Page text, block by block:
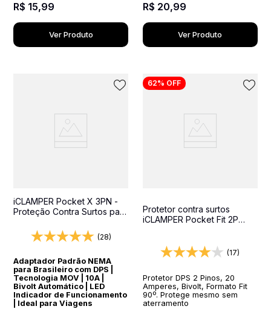
R$ 15,99
Ver Produto
R$ 20,99
Ver Produto
iCLAMPER Pocket X 3PN -
Proteção Contra Surtos para
(28)
Adaptador Padrão NEMA
para Brasileiro com DPS |
Tecnologia MOV | 10A |
Bivolt Automático | LED
Indicador de Funcionamento
| Ideal para Viagens
62% OFF
Protetor contra surtos
iCLAMPER Pocket Fit 2P
(17)
Protetor DPS 2 Pinos, 20
Amperes, Bivolt, Formato Fit
90º. Protege mesmo sem
aterramento